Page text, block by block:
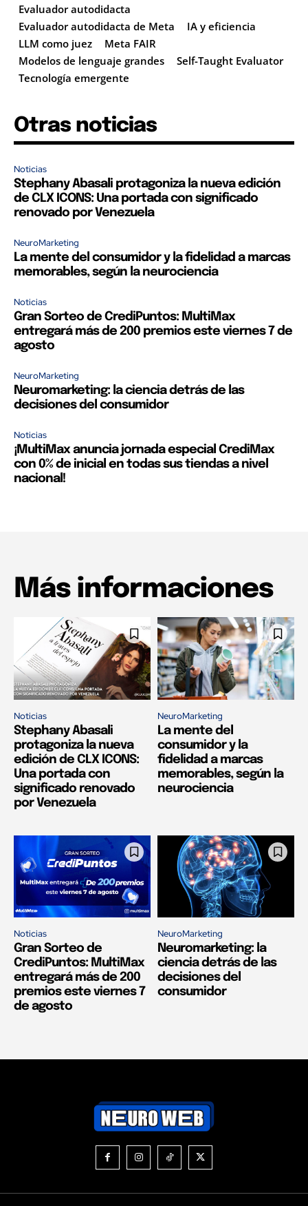
Evaluador autodidacta
Evaluador autodidacta de Meta
IA y eficiencia
LLM como juez
Meta FAIR
Modelos de lenguaje grandes
Self-Taught Evaluator
Tecnología emergente
Otras noticias
Noticias
Stephany Abasali protagoniza la nueva edición
de CLX ICONS: Una portada con significado
renovado por Venezuela
NeuroMarketing
La mente del consumidor y la fidelidad a marcas
memorables, según la neurociencia
Noticias
Gran Sorteo de CrediPuntos: MultiMax
entregará más de 200 premios este viernes 7 de
agosto
NeuroMarketing
Neuromarketing: la ciencia detrás de las
decisiones del consumidor
Noticias
¡MultiMax anuncia jornada especial CrediMax
con 0% de inicial en todas sus tiendas a nivel
nacional!
Más informaciones
Noticias
Stephany Abasali
protagoniza la nueva
edición de CLX ICONS:
Una portada con
significado renovado
por Venezuela
NeuroMarketing
La mente del
consumidor y la
fidelidad a marcas
memorables, según la
neurociencia
Noticias
Gran Sorteo de
CrediPuntos: MultiMax
entregará más de 200
premios este viernes 7
de agosto
NeuroMarketing
Neuromarketing: la
ciencia detrás de las
decisiones del
consumidor